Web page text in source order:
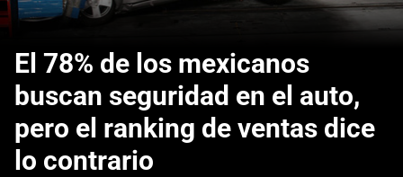
El 78% de los mexicanos
buscan seguridad en el auto,
pero el ranking de ventas dice
lo contrario